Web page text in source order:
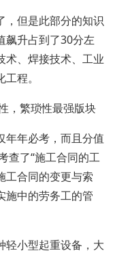
但是此部分的知识
飙升占到了30分左
术、焊接技术、工业
程。
繁琐性最强版块
年必考，而且分值
查了“施工合同的工
工合同的变更与索
施中的劳务工的管
小型起重设备，大